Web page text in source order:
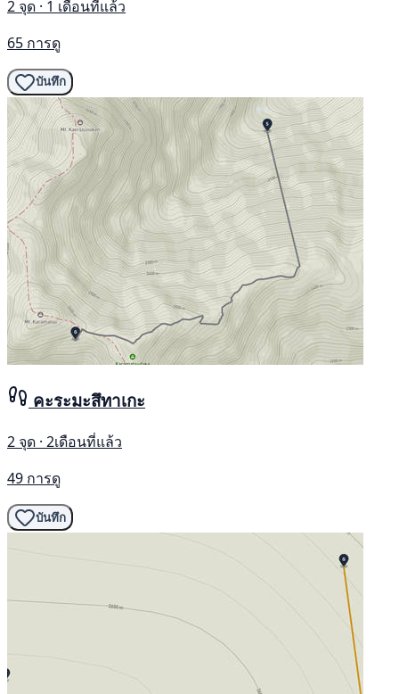
2 จุด · 1 เดือนที่แล้ว
65 การดู
บันทึก
คะระมะสึทาเกะ
2 จุด · 2เดือนที่แล้ว
49 การดู
บันทึก